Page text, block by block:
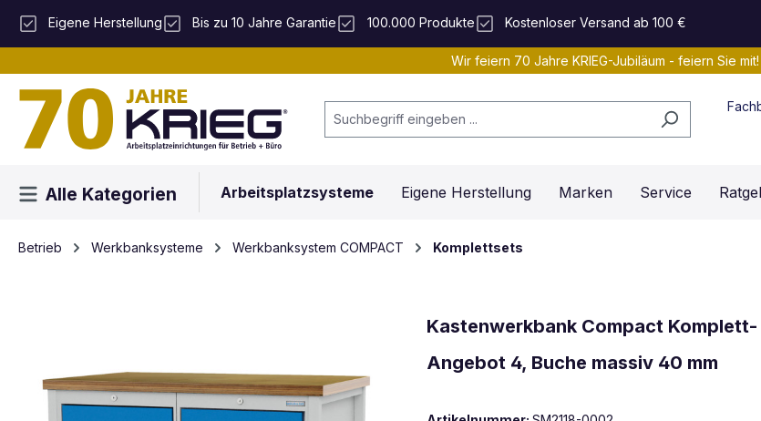
Hauptinhalt springen
Zur Suche springen
Zur Hauptnavigation springen
Eigene Herstellung Bis zu 10 Jahre Garantie 100.000 Produkte Kostenloser Versand ab 100 €
Wir feiern 70 Jahre KRIEG-Jubiläum - feiern Sie
Alle Kategorien Arbeitsplatzsysteme Eigene Herstellung Marken Service
Betrieb Werkbanksysteme Werkbanksystem COMPACT Komplettsets
Kastenwerkbank Compact Komplett-
Angebot 4, Buche massiv 40 mm